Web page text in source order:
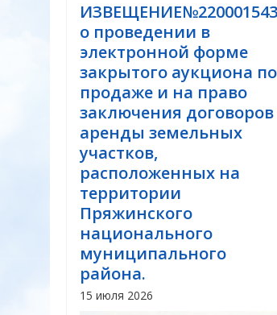
о проведении в
электронной форме
закрытого аукциона по
продаже и на право
заключения договоров
аренды земельных
участков,
расположенных на
территории
Пряжинского
национального
муниципального
района.
15 июля 2026